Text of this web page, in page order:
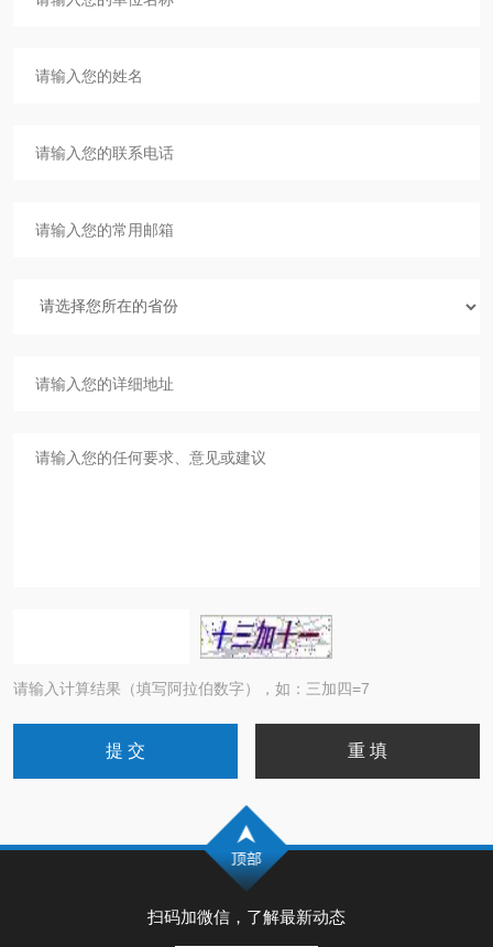
请输入计算结果（填写阿拉伯数字），如：三加四=7
扫码加微信，了解最新动态